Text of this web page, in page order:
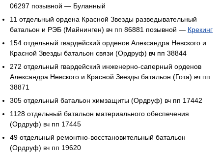
06297 позывной — Буланный
11 отдельный ордена Красной Звезды разведывательный
батальон и РЭБ (Майнинген) вч пп 86881 позывной — Крекинг
154 отдельный гвардейский орденов Александра Невского и
Красной Звезды батальон связи (Ордруф) вч пп 38844
272 отдельный гвардейский инженерно-саперный орденов
Александра Невского и Красной Звезды батальон (Гота) вч пп
38871
305 отдельный батальон химзащиты (Ордруф) вч пп 17442
1128 отдельный батальон материального обеспечения
(Ордруф) вч пп 17445
49 отдельный ремонтно-восстановительный батальон
(Ордруф) вч пп 19620